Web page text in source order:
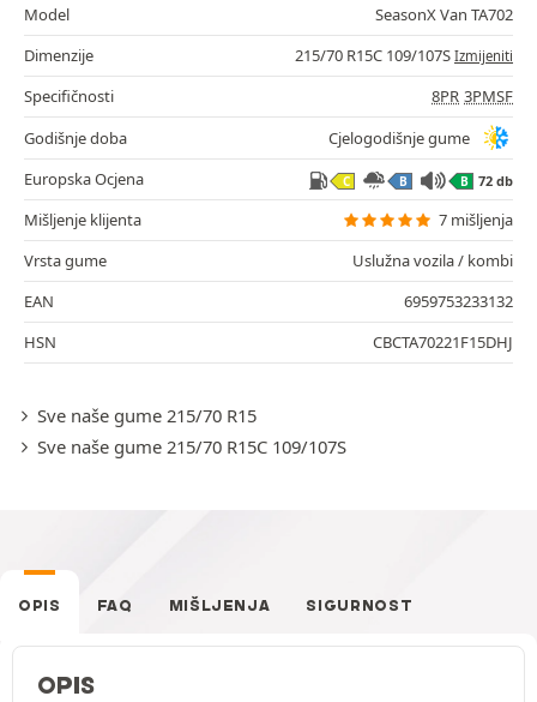
Model
SeasonX Van TA702
Dimenzije
215/70 R15C 109/107S Izmijeniti
Specifičnosti 8PR 3PMSF
Godišnje doba
Cjelogodišnje gume
Europska Ocjena
C B B 72 db
Mišljenje klijenta
7 mišljenja
Vrsta gume
Uslužna vozila / kombi
EAN
6959753233132
HSN
CBCTA70221F15DHJ
Sve naše gume 215/70 R15
Sve naše gume 215/70 R15C 109/107S
OPIS FAQ MIŠLJENJA SIGURNOST
OPIS